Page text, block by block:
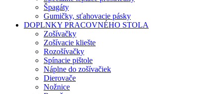
Špagáty
Gumičky, sťahovacie pásky
DOPLNKY PRACOVNÉHO STOLA
Zošívačky
Zošívacie kliešte
Rozošívačky
Spínacie pištole
Náplne do zošívačiek
Dierovače
Nožnice